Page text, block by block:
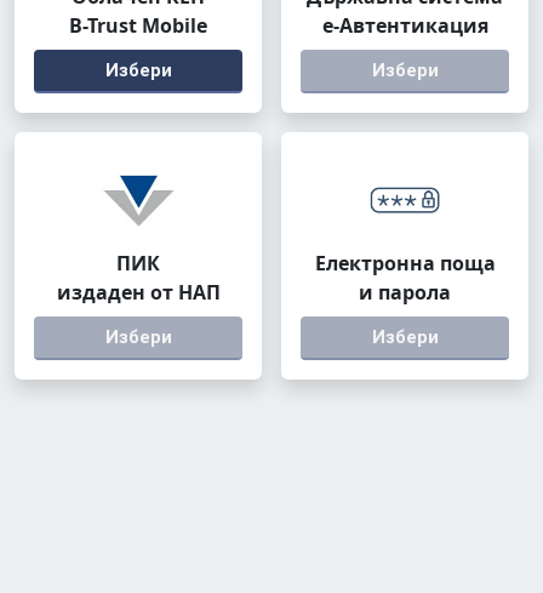
B-Trust Mobile
Избери
е-Автентикация
Избери
ПИК
издаден от НАП
Избери
Електронна поща
и парола
Избери